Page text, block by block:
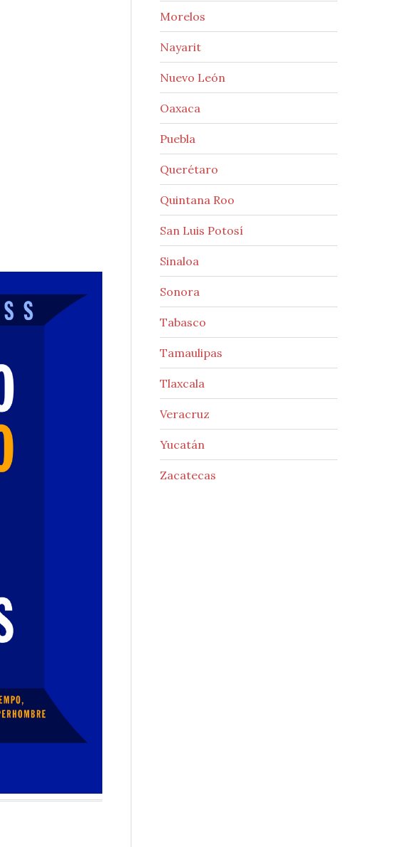
Morelos
Nayarit
Nuevo León
Oaxaca
Puebla
Querétaro
Quintana Roo
San Luis Potosí
Sinaloa
Sonora
Tabasco
Tamaulipas
Tlaxcala
Veracruz
Yucatán
Zacatecas